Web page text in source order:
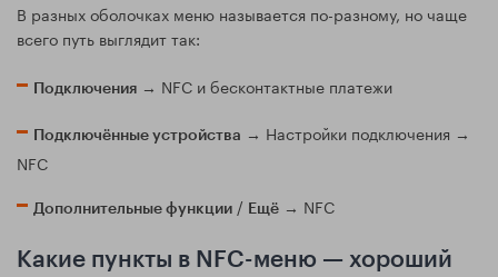
В разных оболочках меню называется по-разному, но чаще
всего путь выглядит так:
Подключения → NFC и бесконтактные платежи
Подключённые устройства → Настройки подключения →
NFC
Дополнительные функции / Ещё → NFC
Какие пункты в NFC-меню — хороший